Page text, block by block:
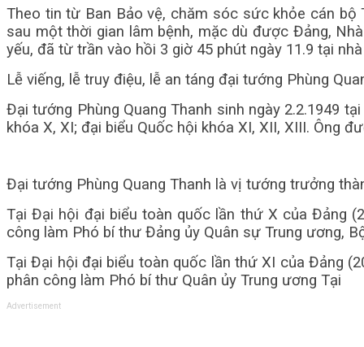
Theo tin từ Ban Bảo vệ, chăm sóc sức khỏe cán bộ
sau một thời gian lâm bệnh, mặc dù được Đảng,
yếu, đã từ trần vào hồi 3 giờ 45 phút ngày 11.9 tại
Lễ viếng, lễ truy điệu, lễ an táng đại tướng Phùng
Đại tướng Phùng Quang Thanh sinh ngày 2.2.1949
khóa X, XI; đại biểu Quốc hội khóa XI, XII, XIII. Ông
Đại tướng Phùng Quang Thanh là vị tướng trưởng
Tại Đại hội đại biểu toàn quốc lần thứ X của Đảng
công làm Phó bí thư Đảng ủy Quân sự Trung ương,
Tại Đại hội đại biểu toàn quốc lần thứ XI của Đảng
phân công làm Phó bí thư Quân ủy Trung ương Tại
Advertisement